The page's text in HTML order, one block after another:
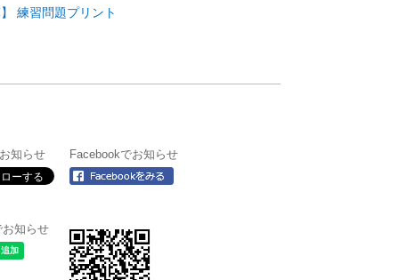
練習問題プリント
知らせ Facebookでお知らせ
知らせ